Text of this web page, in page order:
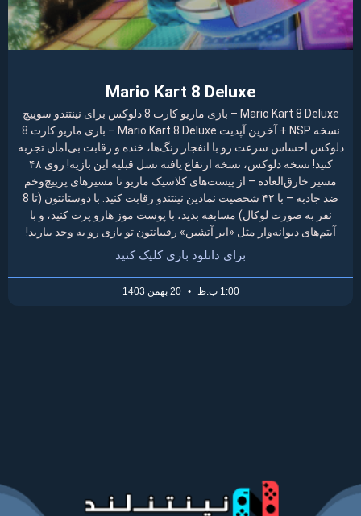
Mario Kart 8 Deluxe
Mario Kart 8 Deluxe – بازی ماریو کارت 8 دلوکس برای نینتندو سوییچ
نسخه NSP + آخرین آپدیت Mario Kart 8 Deluxe – بازی ماریو کارت 8
دلوکس احساس سرعت رو با انفجار رنگ‌ها، خنده و رقابت بی‌امان تجربه
کنید! نسخه دلوکس، نسخه ارتقاع یافته نسل قبلیه این بازیه! روی ۴۸
مسیر خارق‌العاده – از پیست‌های کلاسیک ماریو تا مسیرهای پرپیچ‌وخم
ضد جاذبه – با ۴۲ شخصیت نمادین نینتندو رقابت کنید. با دوستانتون (تا 8
نفر به صورت لوکال) مسابقه بدید، با پوست موز هارو پرت کنید، و با
آیتم‌های دیوانه‌وار مثل «ابر آتشین» رقیبانتون تو بازی رو به وجد بیارید!
برای دانلود بازی کلیک کنید
1:00 ب.ظ 20 بهمن 1403